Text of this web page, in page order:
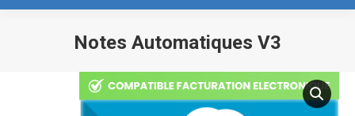
Notes Automatiques V3